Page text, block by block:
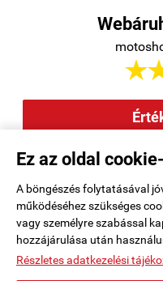
Ez az oldal
A böngészés folytatásával
működéséhez szükséges
vagy személyre szabással
hozzájárulása után
Részletes adatkezelési

Rendelési feltételek|
Oldaltérkép|